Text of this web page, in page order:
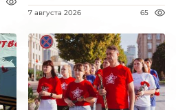
7 августа 2026 65